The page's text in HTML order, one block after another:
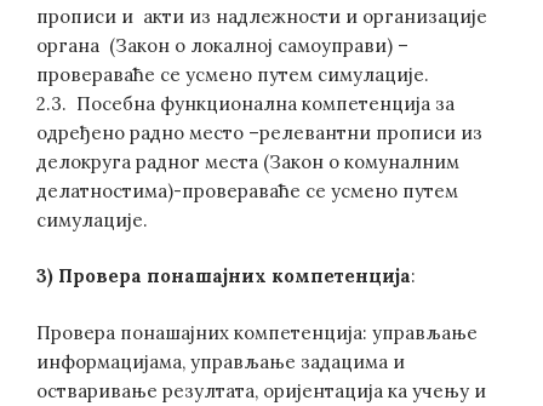
прописи и акти из надлежности и организације
органа (Закон о локалној самоуправи) –
провераваће се усмено путем симулације.
2.3. Посебна функционална компетенција за
одређено радно место –релевантни прописи из
делокруга радног места (Закон о комуналним
делатностима)-провераваће се усмено путем
симулације.
3) Провера понашајних компетенција:
Провера понашајних компетенција: управљање
информацијама, управљање задацима и
остваривање резултата, оријентација ка учењу и